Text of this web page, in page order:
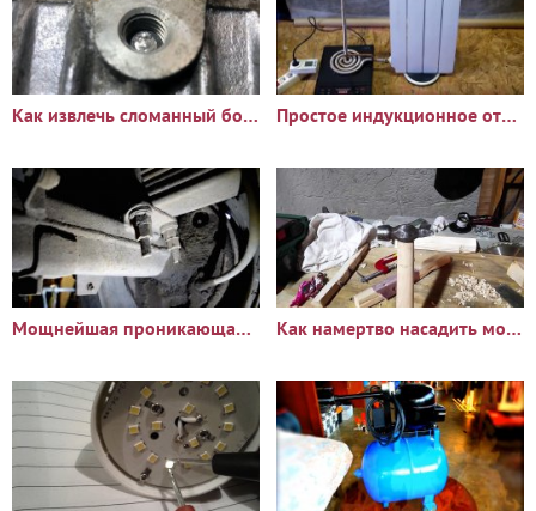
Как извлечь сломанный болт или шпильку из глубокого отверстия Простое индукционное отопление
Мощнейшая проникающая смазка Как намертво насадить молоток на рукоять без клина